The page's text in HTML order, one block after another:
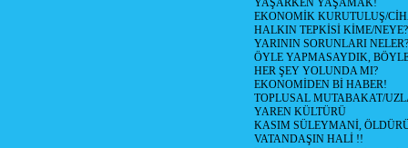
YAŞARKEN YAŞAMAK!
EKONOMİK KURUTULUŞ/
HALKIN TEPKİSİ KİME/NEYE?
YARININ SORUNLARI NELER?
ÖYLE YAPMASAYDIK,
HER ŞEY YOLUNDA MI?
EKONOMİDEN Bİ HABER!
TOPLUSAL MUTABAKAT/
YAREN KÜLTÜRÜ
KASIM SÜLEYMANİ,
VATANDAŞIN HALİ !!